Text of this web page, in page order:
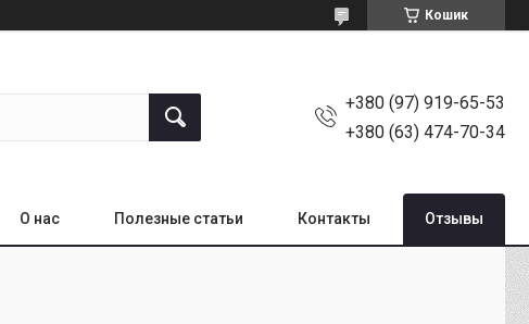
Кошик
+380 (97) 919-65-53
+380 (63) 474-70-34
О нас Полезные статьи Контакты Отзывы